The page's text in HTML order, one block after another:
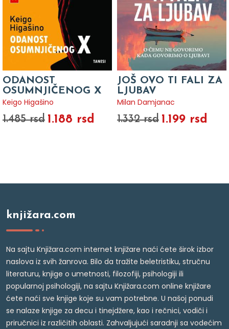
ODANOST
OSUMNJIČENOG X
Keigo Higašino
1.485 rsd 1.188 rsd
JOŠ OVO TI FALI ZA
LJUBAV
Milan Damjanac
1.332 rsd 1.199 rsd
knjižara.com
Na sajtu Knjižara.com internet knjižare naći ćete širok izbor
naslova iz svih žanrova. Bilo da tražite beletristiku, stručnu
literaturu, knjige o umetnosti, filozofiji, psihologiji ili
popularnoj psihologiji, na sajtu Knjižara.com online knjižare
ćete naći sve knjige koje su vam potrebne. U našoj ponudi
se nalaze knjige za decu i tinejdžere, kao i rečnici, vodiči i
priručnici iz različitih oblasti. Zahvaljujući saradnji sa vodećim